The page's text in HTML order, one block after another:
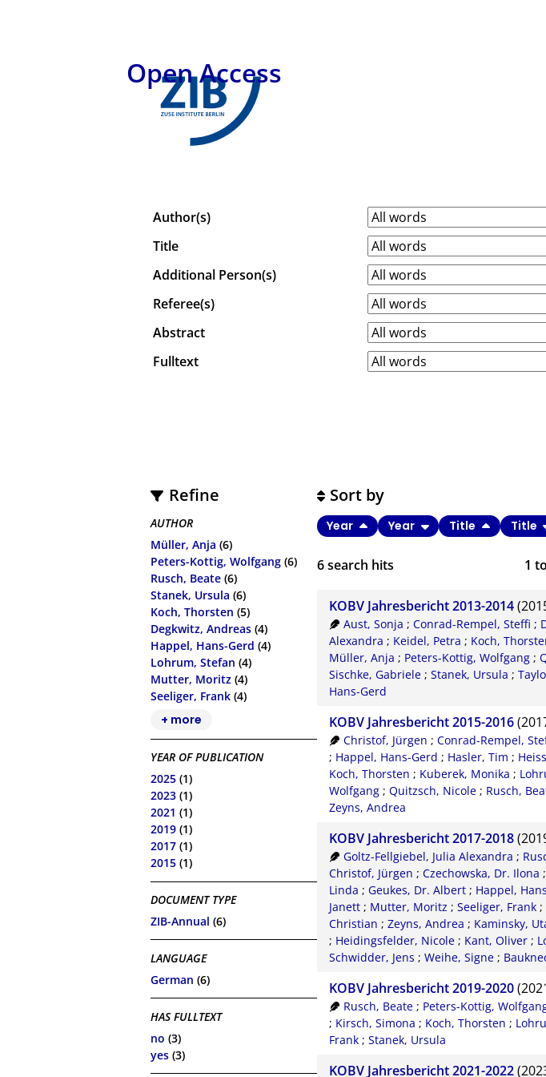
Open Access
Author(s)
Title
Additional Person(s)
Referee(s)
Abstract
Fulltext
Refine
AUTHOR
Müller, Anja (6)
Peters-Kottig, Wolfgang (6)
Rusch, Beate (6)
Stanek, Ursula (6)
Koch, Thorsten (5)
Degkwitz, Andreas (4)
Happel, Hans-Gerd (4)
Lohrum, Stefan (4)
Mutter, Moritz (4)
Seeliger, Frank (4)
+ more
YEAR OF PUBLICATION
2025 (1)
2023 (1)
2021 (1)
2019 (1)
2017 (1)
2015 (1)
DOCUMENT TYPE
ZIB-Annual (6)
LANGUAGE
German (6)
HAS FULLTEXT
no (3)
yes (3)
6search hits 1
Sort by
Year Year Title Title
KOBV Jahresbericht 2013-2014
Aust, Sonja ;Conrad-Rempel, Steffi ;
Alexandra ; Keidel, Petra ; Koch,
Müller, Anja ; Peters-Kottig, Wolfgang;
Sischke, Gabriele; Stanek, Ursula ;
Hans-Gerd
KOBV Jahresbericht 2015-2016
Christof, Jürgen ;Conrad-Rempel,
; Happel, Hans-Gerd ; Hasler, Tim ;
Koch, Thorsten ; Kuberek, Monika ;
Wolfgang; Quitzsch, Nicole; Rusch,
Zeyns, Andrea
KOBV Jahresbericht 2017-2018
Goltz-Fellgiebel, Julia Alexandra ;
Christof, Jürgen ; Czechowska, Dr. Ilona ;
Linda ; Geukes, Dr. Albert; Happel,
Janett; Mutter, Moritz ; Seeliger, Frank;
Christian ; Zeyns, Andrea ; Kaminsky,
; Heidingsfelder, Nicole; Kant, Oliver;
Schwidder, Jens ; Weihe, Signe;
KOBV Jahresbericht 2019-2020
Rusch, Beate ; Peters-Kottig,
; Kirsch, Simona ; Koch, Thorsten ;
Frank; Stanek, Ursula
KOBV Jahresbericht 2021-2022